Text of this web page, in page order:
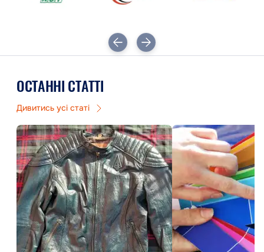
ОСТАННІ СТАТТІ
Дивитись усі статі